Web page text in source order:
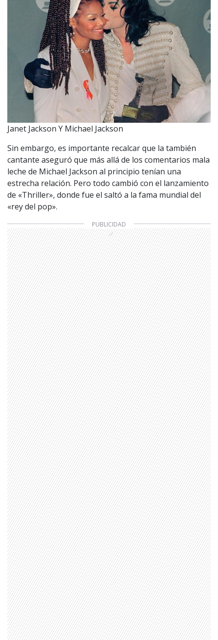
Janet Jackson Y Michael Jackson
Sin embargo, es importante recalcar que la también
cantante aseguró que más allá de los comentarios mala
leche de Michael Jackson al principio tenían una
estrecha relación. Pero todo cambió con el lanzamiento
de «Thriller», donde fue el saltó a la fama mundial del
«rey del pop».